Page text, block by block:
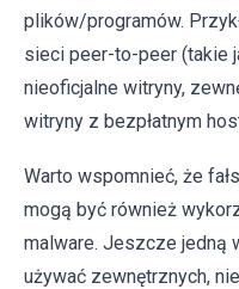
plików/programów.
sieci peer-to-peer (takie
nieoficjalne witryny,
witryny z bezpłatnym
Warto wspomnieć, że
mogą być również
malware. Jeszcze jedną
używać zewnętrznych,